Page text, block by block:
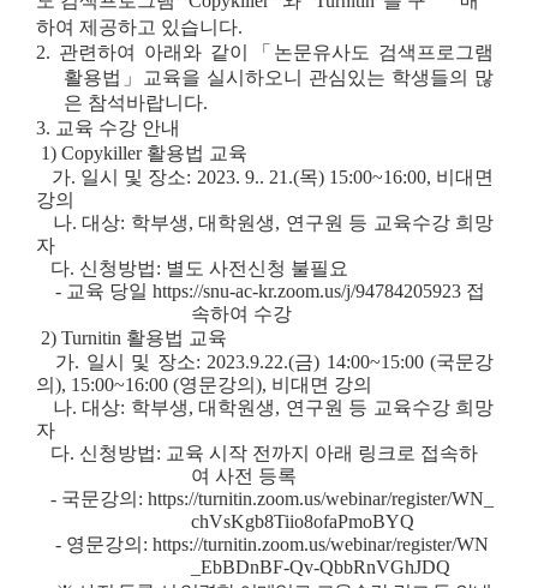
하여 제공하고 있습니다.
2. 관련하여 아래와 같이
「논문유사도 검색프로그램
활용법」
교육을 실시하오니
관심있는 학생들의 많
은 참석바랍니다.
3. 교육 수강 안내
1) Copykiller 활용법 교육
가. 일시 및 장소: 2023. 9.. 21.(목) 15:00~16:00, 비대면
강의
나. 대상: 학부생, 대학원생, 연구원 등 교육수강 희망
자
다. 신청방법: 별도 사전신청 불필요
- 교육 당일 https://snu-ac-kr.zoom.us/j/94784205923 접
속하여 수강
2) Turnitin 활용법 교육
가. 일시 및 장소: 2023.9.22.(금) 14:00~15:00 (국문강
의), 15:00~16:00 (영문강의), 비대면 강의
나. 대상: 학부생, 대학원생, 연구원 등 교육수강 희망
자
다. 신청방법: 교육 시작 전까지 아래 링크로 접속하
여 사전 등록
- 국문강의: https://turnitin.zoom.us/webinar/register/WN_
chVsKgb8Tiio8ofaPmoBYQ
- 영문강의: https://turnitin.zoom.us/webinar/register/WN
_EbBDnBF-Qv-QbbRnVGhJDQ